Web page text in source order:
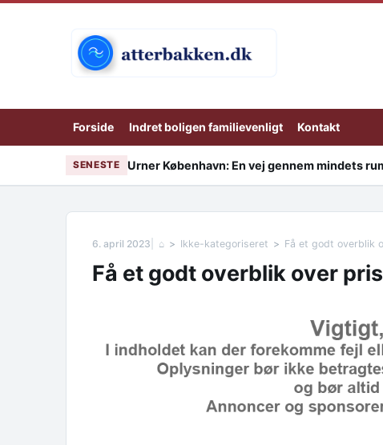
Forside Indret boligen familievenligt Kontakt
SENESTE Urner København: En vej gennem mindets
6. april 2023 ⌂ Ikke-kategoriseret Få et godt overblik
Få et godt overblik over